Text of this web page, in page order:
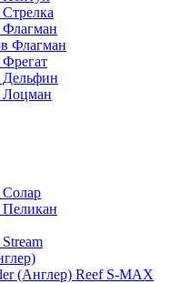
Флагман
Флагман
Дельфин
Лоцман
Солар
Пеликан
(Англер) Reef S-MAX